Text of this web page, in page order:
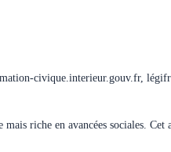
civique.interieur.gouv.fr,
riche en avancées sociales.